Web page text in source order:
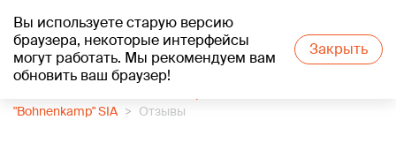
Вы используете старую версию
браузера, некоторые интерфейсы
могут работать. Мы рекомендуем вам
обновить ваш браузер!
Закрыть
+15°C
"Bohnenkamp" SIA
Отзывы